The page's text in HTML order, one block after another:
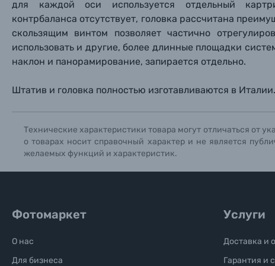
Книги о фотографии, альбомы известных
Солнцезащитные очки
Уценённые товары
для каждой оси используется отдельный
контрбаланса отсутствует, головка рассчитана
скользящим винтом позволяет частично
использовать и другие, более длинные площадки
наклон и панорамирование, запирается отдельно.
Штатив и головка полностью изготавливаются в Италии.
Технические характеристики товара могут отличаться от
о товарах носит справочный характер и не является
желаемых функций и характеристик.
Фотомаркет
О нас
Для бизнеса
Услуги
Доставка и
Гарантия и